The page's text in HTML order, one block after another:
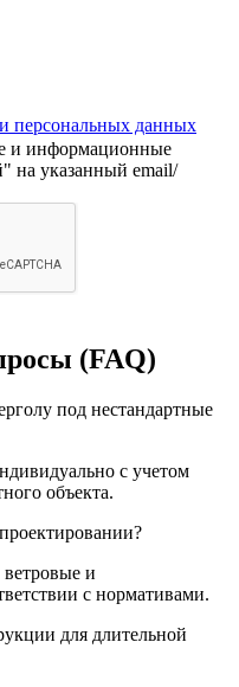
персональных данных
и информационные
на указанный email/
(FAQ)
под нестандартные
с учетом
объекта.
ветровые и
с нормативами.
для длительной